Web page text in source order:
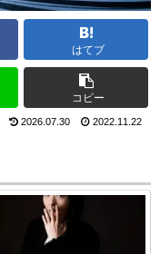
はてブ
コピー
2026.07.30 2022.11.22